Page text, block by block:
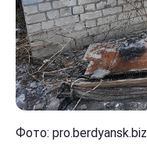
Фото: pro.berdyansk.biz